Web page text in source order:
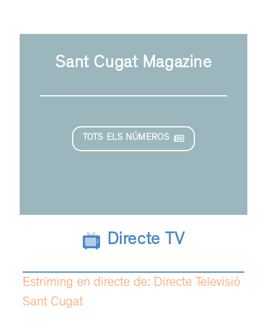
Sant Cugat Magazine
TOTS ELS NÚMEROS
Directe TV
Estríming en directe de: Directe Televisió
Sant Cugat